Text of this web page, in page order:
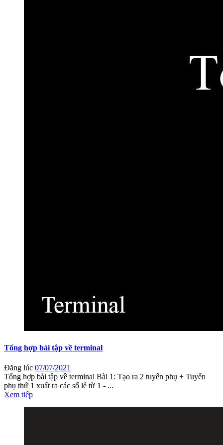
Tổng hợp bài tập về terminal
Đăng lúc 07/07/2021
Tổng hợp bài tập về terminal Bài 1: Tạo ra 2 tuyến phụ + Tuyến
phụ thứ 1 xuất ra các số lẻ từ 1 - ...
Xem tiếp